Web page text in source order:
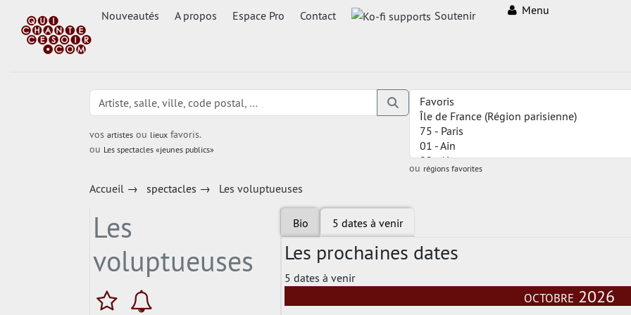
Nouveautés A propos Espace Pro Contact Soutenir Menu
vos artistesou lieuxfavoris.
ou Les spectacles «jeunes publics»
ou régions favorites
Accueil→ spectacles → Les voluptueuses
Les
voluptueuses
Bio 5 dates à venir
Les prochaines dates
5 dates à venir
octobre 2026